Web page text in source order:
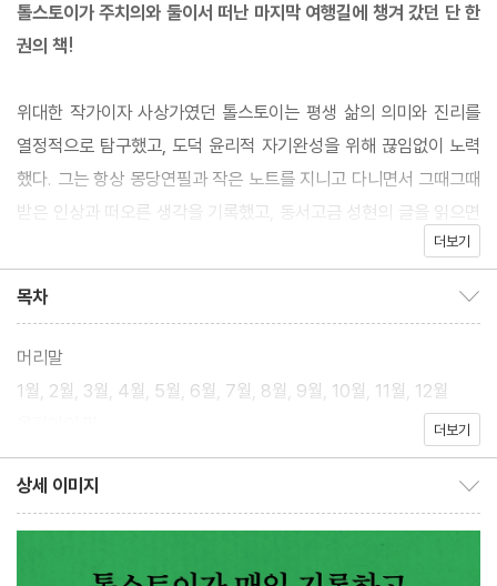
톨스토이가 주치의와 둘이서 떠난 마지막 여행길에 챙겨 갔던 단 한
권의 책!
위대한 작가이자 사상가였던 톨스토이는 평생 삶의 의미와 진리를
열정적으로 탐구했고, 도덕 윤리적 자기완성을 위해 끊임없이 노력
했다. 그는 항상 몽당연필과 작은 노트를 지니고 다니면서 그때그때
받은 인상과 떠오른 생각을 기록했고, 동서고금 성현의 글을 읽으면
말년에 그는 20년 가까이 발췌한 성현들의 명언과 세계의 속담, 격
언, 금언, 그리고 동서양의 종교 경전, 고대 및 현대의 사상가와 철학
자들의 책에서 뽑은 보석 같은 글귀들을 모아 일력 형식으로 엮었다.
누구든지 매일매일 읽고 생각할 ‘인생 참고서’를 만든 것이다.
그 과정에서 톨스토이는 자신의 마음과 머리로 저자들의 글과 사상
을 음미하고 재해석하면서, 원문의 자구에 얽매이지 않고 자유롭게
뜻에서 이 책은 성현들의 글을 단순히 번역하여 집대성한 것이 아니
더보기
목차
머리말
1월, 2월, 3월, 4월, 5월, 6월, 7월, 8월, 9월, 10월, 11월, 12월
더보기
상세 이미지